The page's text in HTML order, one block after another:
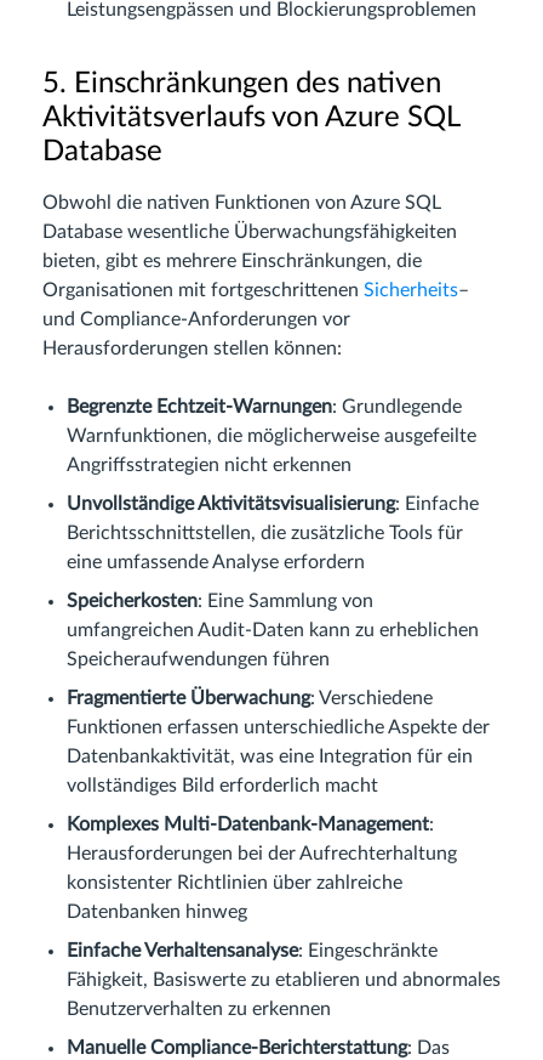
Leistungsengpässen und Blockierungsproblemen
5. Einschränkungen des nativen
Aktivitätsverlaufs von Azure SQL
Database
Obwohl die nativen Funktionen von Azure SQL
Database wesentliche Überwachungsfähigkeiten
bieten, gibt es mehrere Einschränkungen, die
Organisationen mit fortgeschrittenen Sicherheits–
und Compliance-Anforderungen vor
Herausforderungen stellen können:
Begrenzte Echtzeit-Warnungen: Grundlegende
Warnfunktionen, die möglicherweise ausgefeilte
Angriffsstrategien nicht erkennen
Unvollständige Aktivitätsvisualisierung: Einfache
Berichtsschnittstellen, die zusätzliche Tools für
eine umfassende Analyse erfordern
Speicherkosten: Eine Sammlung von
umfangreichen Audit-Daten kann zu erheblichen
Speicheraufwendungen führen
Fragmentierte Überwachung: Verschiedene
Funktionen erfassen unterschiedliche Aspekte der
Datenbankaktivität, was eine Integration für ein
vollständiges Bild erforderlich macht
Komplexes Multi-Datenbank-Management:
Herausforderungen bei der Aufrechterhaltung
konsistenter Richtlinien über zahlreiche
Datenbanken hinweg
Einfache Verhaltensanalyse: Eingeschränkte
Fähigkeit, Basiswerte zu etablieren und abnormales
Benutzerverhalten zu erkennen
Manuelle Compliance-Berichterstattung: Das